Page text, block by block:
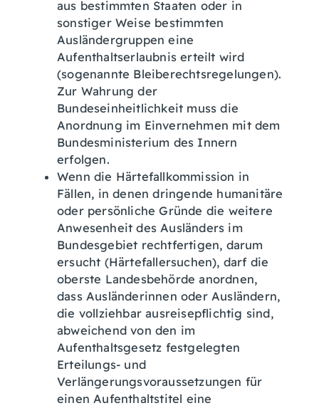
aus bestimmten Staaten oder in
sonstiger Weise bestimmten
Ausländergruppen eine
Aufenthaltserlaubnis erteilt wird
(sogenannte Bleiberechtsregelungen).
Zur Wahrung der
Bundeseinheitlichkeit muss die
Anordnung im Einvernehmen mit dem
Bundesministerium des Innern
erfolgen.
Wenn die Härtefallkommission in
Fällen, in denen dringende humanitäre
oder persönliche Gründe die weitere
Anwesenheit des Ausländers im
Bundesgebiet rechtfertigen, darum
ersucht (Härtefallersuchen), darf die
oberste Landesbehörde anordnen,
dass Ausländerinnen oder Ausländern,
die vollziehbar ausreisepflichtig sind,
abweichend von den im
Aufenthaltsgesetz festgelegten
Erteilungs- und
Verlängerungsvoraussetzungen für
einen Aufenthaltstitel eine